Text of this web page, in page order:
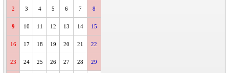
2 3 4 5 6 7 8
9 10 11 12 13 14 15
16 17 18 19 20 21 22
23 24 25 26 27 28 29